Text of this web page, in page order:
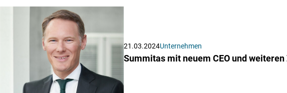
21.03.2024Unternehmen
Summitas mit neuem CEO und